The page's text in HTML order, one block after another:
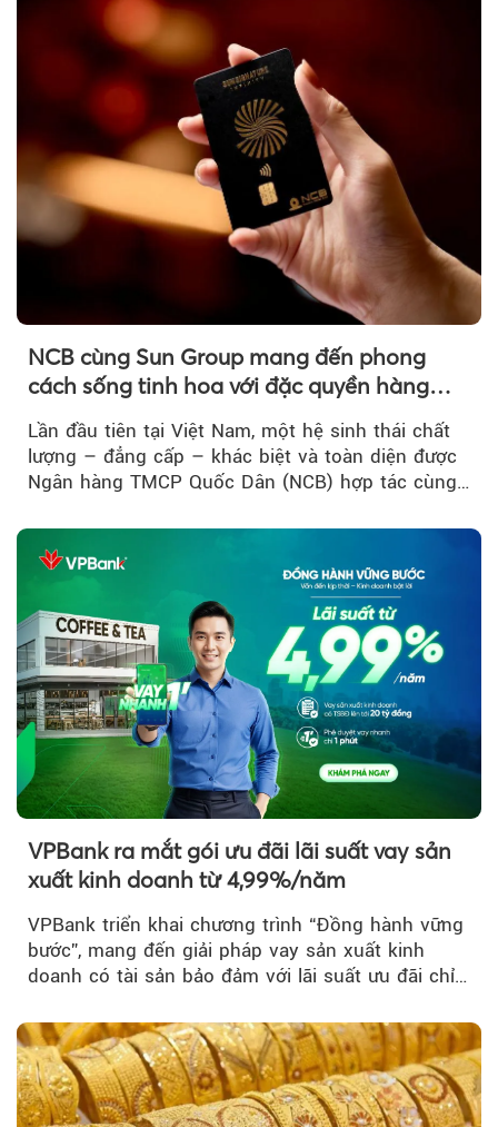
NCB cùng Sun Group mang đến phong
cách sống tinh hoa với đặc quyền hàng
Lần đầu tiên tại Việt Nam, một hệ sinh thái chất
lượng – đẳng cấp – khác biệt và toàn diện được
Ngân hàng TMCP Quốc Dân (NCB) hợp tác cùng
VPBank ra mắt gói ưu đãi lãi suất vay sản
xuất kinh doanh từ 4,99%/năm
VPBank triển khai chương trình “Đồng hành vững
bước”, mang đến giải pháp vay sản xuất kinh
doanh có tài sản bảo đảm với lãi suất ưu đãi chỉ